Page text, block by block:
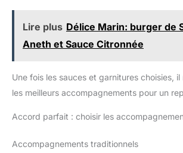
Lire plus Délice Marin: burger de
Aneth et Sauce Citronnée
Une fois les sauces et garnitures choisies,
les meilleurs accompagnements pour un
Accord parfait : choisir les
Accompagnements traditionnels